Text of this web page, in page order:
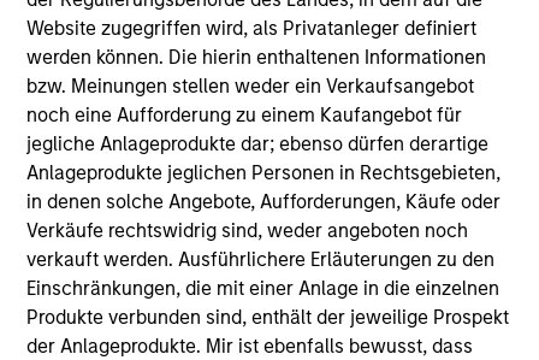
Website zugegriffen wird, als Privatanleger definiert
werden können. Die hierin enthaltenen Informationen
bzw. Meinungen stellen weder ein Verkaufsangebot
noch eine Aufforderung zu einem Kaufangebot für
jegliche Anlageprodukte dar; ebenso dürfen derartige
Anlageprodukte jeglichen Personen in Rechtsgebieten,
in denen solche Angebote, Aufforderungen, Käufe oder
Verkäufe rechtswidrig sind, weder angeboten noch
verkauft werden. Ausführlichere Erläuterungen zu den
Einschränkungen, die mit einer Anlage in die einzelnen
Produkte verbunden sind, enthält der jeweilige Prospekt
der Anlageprodukte. Mir ist ebenfalls bewusst, dass
Investment Team
Morgan Stanley Capital Partners
Press Release
Morgan Stanley Capital Partners Completes
Investment in US HealthConnect
Oct 29,2020